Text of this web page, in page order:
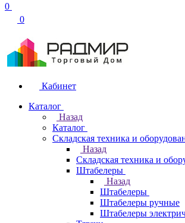
0
0
Кабинет
Каталог
Назад
Каталог
Складская техника и
Назад
Складская техника и
Штабелеры
Назад
Штабелеры
Штабелеры ручные
Штабелеры